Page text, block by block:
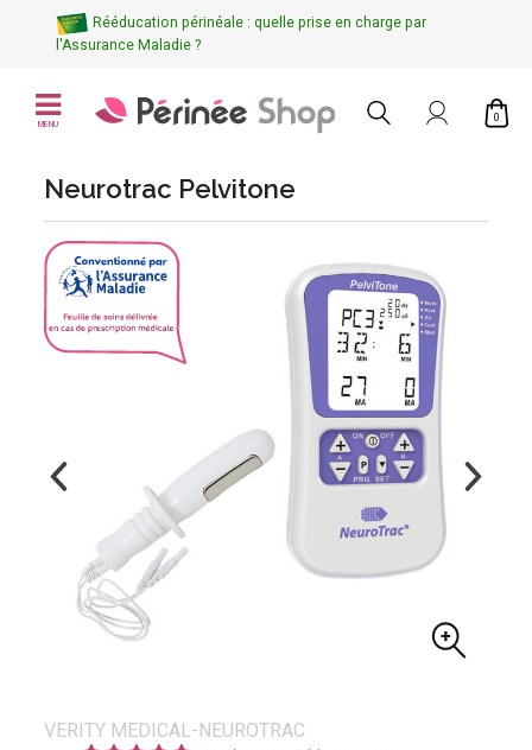
Rééducation périnéale : quelle prise en charge par
l'Assurance Maladie ?
MENU
0
Neurotrac Pelvitone
VERITY MEDICAL-NEUROTRAC